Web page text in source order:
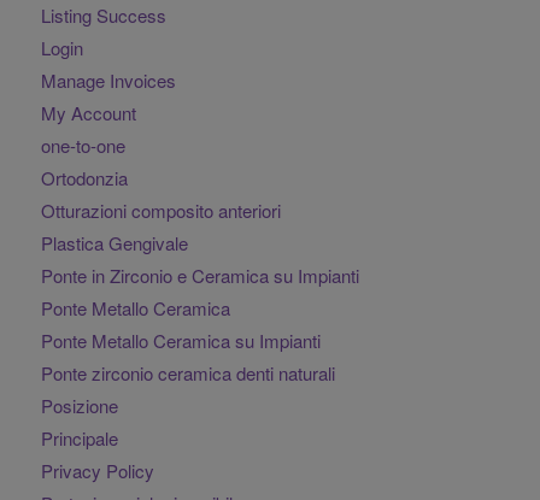
Listing Success
Login
Manage Invoices
My Account
one-to-one
Ortodonzia
Otturazioni composito anteriori
Plastica Gengivale
Ponte in Zirconio e Ceramica su Impianti
Ponte Metallo Ceramica
Ponte Metallo Ceramica su Impianti
Ponte zirconio ceramica denti naturali
Posizione
Principale
Privacy Policy